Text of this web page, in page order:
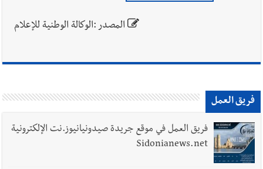
المصدر :الوكالة الوطنية للإعلام
فريق العمل
فريق العمل في موقع جريدة صيدونيانيوز.نت الإلكترونية
Sidonianews.net